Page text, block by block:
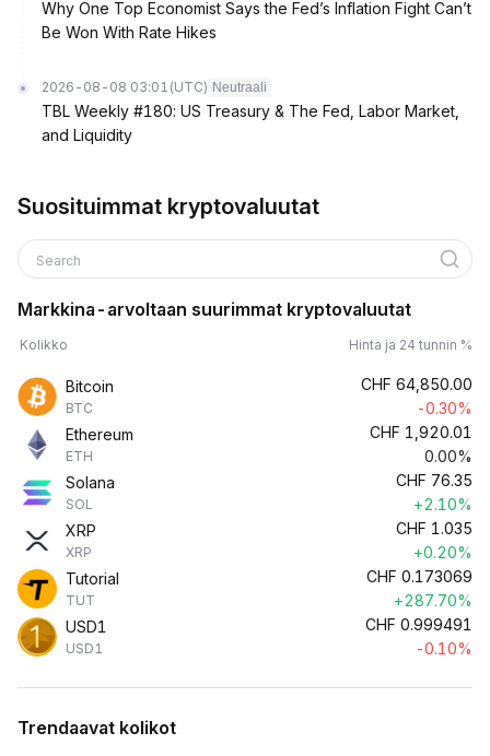
Why One Top Economist Says the Fed’s Inflation Fight Can’t
Be Won With Rate Hikes
2026-08-08 03:01 (UTC) Neutraali
TBL Weekly #180: US Treasury & The Fed, Labor Market,
and Liquidity
Suosituimmat kryptovaluutat
Search
Markkina-arvoltaan suurimmat kryptovaluutat
Kolikko Hinta ja 24 tunnin %
Bitcoin
BTC
CHF 64,850.00
-0.30%
Ethereum
ETH
CHF 1,920.01
0.00%
Solana
SOL
CHF 76.35
+2.10%
XRP
XRP
CHF 1.035
+0.20%
Tutorial
TUT
CHF 0.173069
+287.70%
USD1
USD1
CHF 0.999491
-0.10%
Trendaavat kolikot